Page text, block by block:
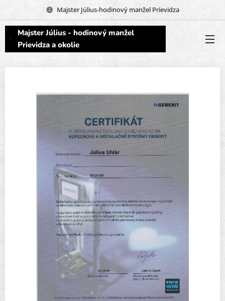
Majster Július-hodinový manžel Prievidza
Majster Július - hodinový manžel
Prievidza a okolie
Opravím, vymením, poskladám,
doveziem, presťahujem 📞